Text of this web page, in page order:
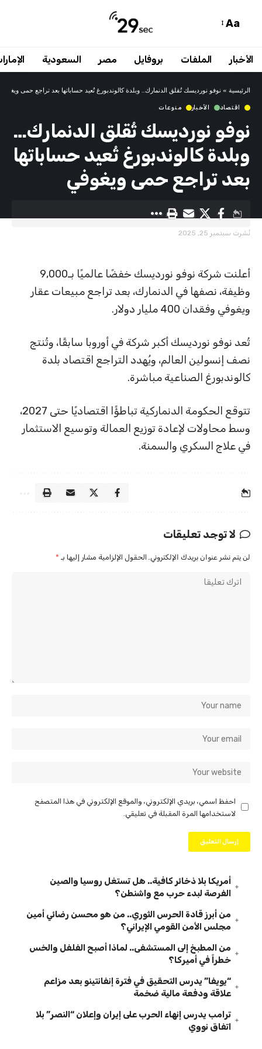
Aa
الأخبار الملفات بروفايل مصر السعودية
الرئيسية » نوفو نورديسك تُقلق الدنمارك… وبلدة كالوندبورغ تُعيد حساباتها بعد تراجع حمى ويغوفي
اقتصاد الأخبار منوعات
نوفو نورديسك تُقلق الدنمارك…
وبلدة كالوندبورغ تُعيد حساباتها
بعد تراجع حمى ويغوفي
نُشرت سبتمبر 25, 2025
أعلنت شركة نوفو نورديسك خفضًا عالميًا بـ9,000
وظيفة، نصفها في الدنمارك، بعد تراجع مبيعات عقار
ويغوفي وفقدان 400 مليار دولار.
تُعد نوفو نورديسك أكبر شركة في أوروبا سابقًا، وتُنتج
نصف إنسولين العالم، ويُهدد التراجع اقتصاد بلدة
كالوندبورغ الصناعية مباشرة.
تتوقع الحكومة الدنماركية تباطؤًا اقتصاديًا حتى 2027،
وسط محاولات لإعادة توزيع العمالة وتوسيع الاستثمار
في علاج السكري والسمنة.
لا توجد تعليقات
لن يتم نشر عنوان بريدك الإلكتروني. الحقول الإلزامية مشار إليها بـ *
احفظ اسمي، بريدي الإلكتروني، والموقع الإلكتروني في هذا المتصفح
لاستخدامها المرة المقبلة في تعليقي.
أمريكا بلا ذخائر كافية.. هل تستغل روسيا والصين
الفرصة لبدء حرب مع واشنطن؟
من أبرز قادة الحرس الثوري.. من هو محسن رضائي أمين
مجلس الأمن القومي الإيراني؟
من المطبخ إلى المستشفى.. لماذا أصبح الفلفل والخس
خطراً في أميركا؟
“يويفا” يدرس التحقيق في فترة إنفانتينو بعد مزاعم
علاقة ودفعة مالية ضخمة
ترامب يدرس إنهاء الحرب على إيران وإعلان “النصر” بلا
اتفاق نووي